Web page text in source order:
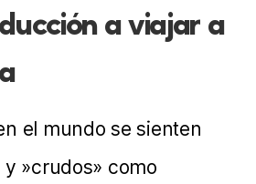
mujer
a viajar a
el mundo se sienten
»crudos» como